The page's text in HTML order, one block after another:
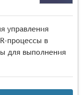
управления
процессы в
для выполнения